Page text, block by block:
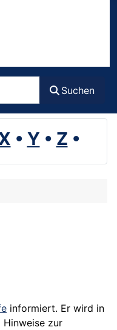
Suchen
• Y • Z •
informiert. Er wird in
Hinweise zur